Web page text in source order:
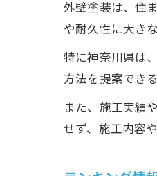
外壁塗装は、住
や耐久性に大き
特に神奈川県は
方法を提案でき
また、施工実績
せず、施工内容